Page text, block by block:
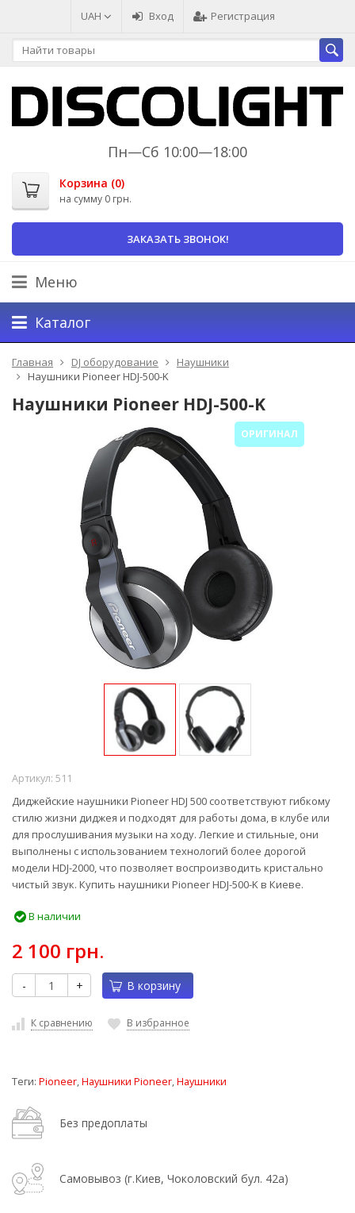
UAH Вход Регистрация
Пн—Сб 10:00—18:00
Корзина (0)
на сумму 0 грн.
ЗАКАЗАТЬ ЗВОНОК!
Меню
Каталог
Главная DJ оборудование
Наушники
Наушники Pioneer HDJ-500-K
Наушники Pioneer HDJ-500-K
ОРИГИНАЛ
Артикул: 511
Диджейские наушники Pioneer HDJ 500 соответствуют гибкому
стилю жизни диджея и подходят для работы дома, в клубе или
для прослушивания музыки на ходу. Легкие и стильные, они
выполнены с использованием технологий более дорогой
модели HDJ-2000, что позволяет воспроизводить кристально
чистый звук. Купить наушники Pioneer HDJ-500-K в Киеве.
В наличии
2 100 грн.
- + В корзину
К сравнению В избранное
Теги: Pioneer,Наушники Pioneer,Наушники
Без предоплаты
Самовывоз (г.Киев, Чоколовский бул. 42а)